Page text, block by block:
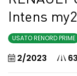
Intens
USATO RENORD PRIME
2/2023